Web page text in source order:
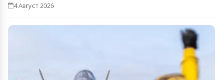
4 Август 2026